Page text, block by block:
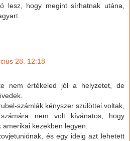
lesz, hogy megint sírhatnak utána,
28. 12:18
nem értékeled jól a helyzetet, de
számlák kényszer szülöttei voltak,
nem volt kívánatos, hogy
kezekben legyen.
és egy ideig azt lehetett